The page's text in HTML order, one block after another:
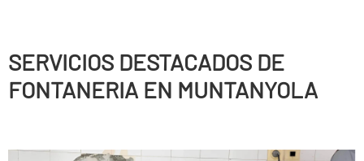
SERVICIOS DESTACADOS DE
FONTANERIA EN MUNTANYOLA